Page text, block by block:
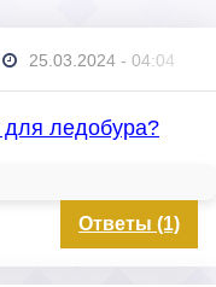
25.03.2024 - 04:04
для ледобура?
Ответы (1)